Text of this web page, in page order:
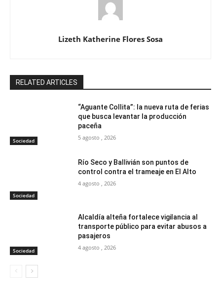
Lizeth Katherine Flores Sosa
RELATED ARTICLES
Sociedad
“Aguante Collita”: la nueva ruta de ferias
que busca levantar la producción
paceña
5 agosto , 2026
Sociedad
Río Seco y Ballivián son puntos de
control contra el trameaje en El Alto
4 agosto , 2026
Sociedad
Alcaldía alteña fortalece vigilancia al
transporte público para evitar abusos a
pasajeros
4 agosto , 2026